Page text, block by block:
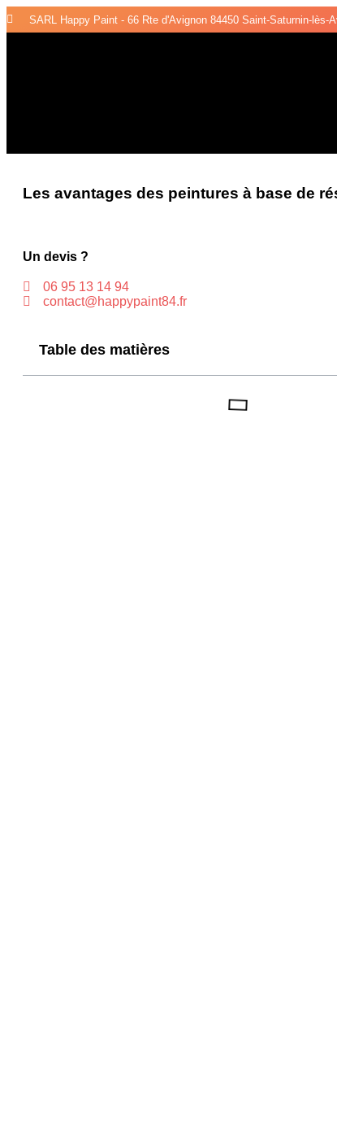
SARL Happy Paint - 66 Rte d'Avignon 84450 Saint-Saturnin-lès-
Les avantages des peintures à base de
Un devis ?
06 95 13 14 94
contact@happypaint84.fr
Table des matières